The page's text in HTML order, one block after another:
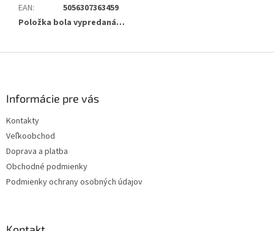
EAN:
5056307363459
Položka bola vypredaná…
Informácie pre vás
Kontakty
Veľkoobchod
Doprava a platba
Obchodné podmienky
Podmienky ochrany osobných údajov